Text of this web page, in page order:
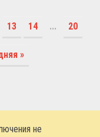
13 14 ... 20
»
не